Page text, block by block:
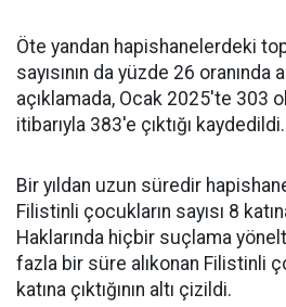
Öte yandan hapishanelerdeki
sayısının da yüzde 26 oranında
açıklamada, Ocak 2025'te 303
itibarıyla 383'e çıktığı kaydedildi.
Bir yıldan uzun süredir
Filistinli çocukların sayısı 8
Haklarında hiçbir suçlama
fazla bir süre alıkonan Filistinli
katına çıktığının altı çizildi.